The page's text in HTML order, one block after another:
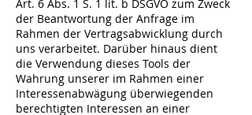
Art. 6 Abs. 1 S. 1 lit. b DSGVO zum Zweck
der Beantwortung der Anfrage im
Rahmen der Vertragsabwicklung durch
uns verarbeitet. Darüber hinaus dient
die Verwendung dieses Tools der
Wahrung unserer im Rahmen einer
Interessenabwägung überwiegenden
berechtigten Interessen an einer